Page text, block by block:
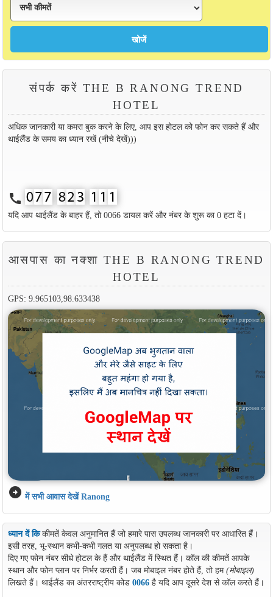
संपर्क करें THE B RANONG TREND
HOTEL
अधिक जानकारी या कमरा बुक करने के लिए, आप इस होटल को फोन कर सकते हैं और
थाईलैंड के समय का ध्यान रखें (नीचे देखें)))
call
यदि आप थाईलैंड के बाहर हैं, तो 0066 डायल करें और नंबर के शुरू का 0 हटा दें।
आसपास का नक्शा THE B RANONG TREND
HOTEL
GPS: 9.965103,98.633438
arrow_circle_right में सभी आवास देखें Ranong
ध्यान दें किकीमतें केवल अनुमानित हैं जो हमारे पास उपलब्ध जानकारी पर आधारित हैं।
इसी तरह, भू-स्थान कभी-कभी गलत या अनुपलब्ध हो सकता है।
दिए गए फोन नंबर सीधे होटल के हैं और थाईलैंड में स्थित हैं। कॉल की कीमतें आपके
स्थान और फोन प्लान पर निर्भर करती हैं। जब मोबाइल नंबर होते हैं, तो हम(मोबाइल)
लिखते हैं। थाईलैंड का अंतरराष्ट्रीय कोड 0066है यदि आप दूसरे देश से कॉल करते हैं।